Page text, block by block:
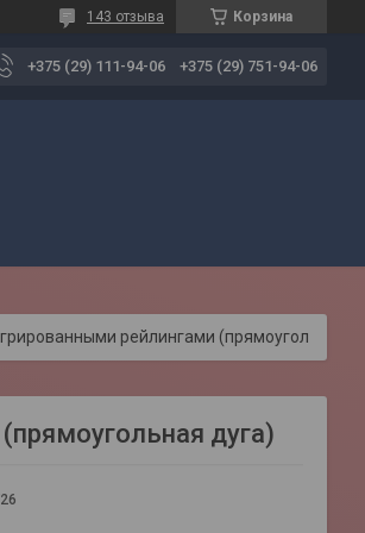
Корзина
143 отзыва
+375 (29) 111-94-06 +375 (29) 751-94-06
дуга)